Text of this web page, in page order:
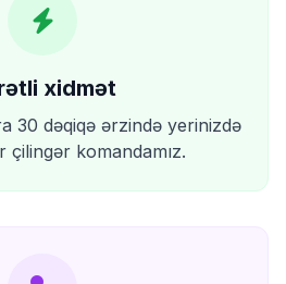
xidmət
30 dəqiqə ərzində yerinizdə
çilingər komandamız.